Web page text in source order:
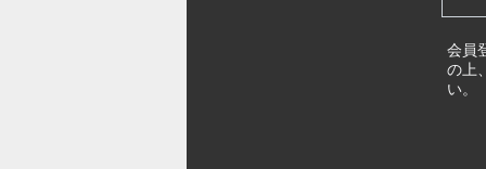
会員
の上
い。